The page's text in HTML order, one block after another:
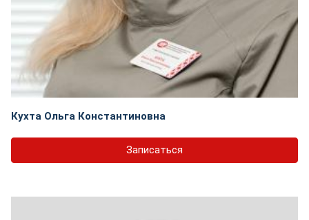
Кухта Ольга Константиновна
Записаться